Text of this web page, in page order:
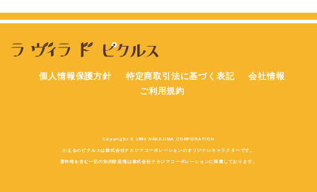
個人情報保護方針 特定商取引法に基づく表記
会社情報
ご利用規約
Copyright © 1994 NAKAJIMA CORPORATION
かえるのピクルスは株式会社ナカジマコーポレーションのオリジナルキャラクターです。
著作権を含む一切の知的財産権は株式会社ナカジマコーポレーションに帰属しております。